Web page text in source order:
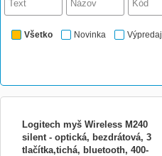
Všetko Novinka Výpredaj
Logitech myš Wireless M240
silent - optická, bezdrátová, 3
tlačítka,tichá, bluetooth, 400-